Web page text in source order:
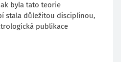
byla tato teorie
stala důležitou disciplínou,
publikace